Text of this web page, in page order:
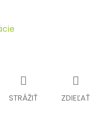
STRÁŽIŤ ZDIEĽAŤ